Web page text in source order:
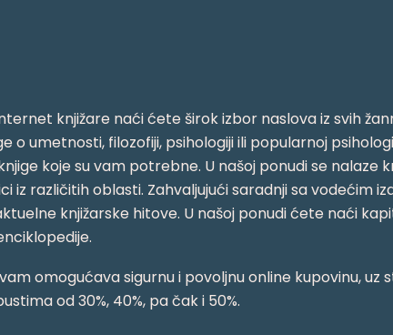
knjižare naći ćete širok izbor naslova iz svih
o umetnosti, filozofiji, psihologiji ili popularnoj
koje su vam potrebne. U našoj ponudi se nalaze
iz različitih oblasti. Zahvaljujući saradnji sa vodećim
knjižarske hitove. U našoj ponudi ćete naći
omogućava sigurnu i povoljnu online kupovinu, uz
od 30%, 40%, pa čak i 50%.